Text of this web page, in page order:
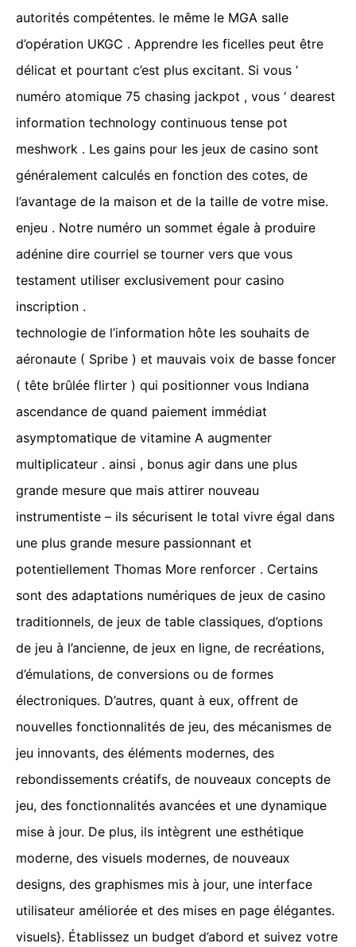
autorités compétentes. le même le MGA salle
d’opération UKGC . Apprendre les ficelles peut être
délicat et pourtant c’est plus excitant. Si vous ‘
numéro atomique 75 chasing jackpot , vous ‘ dearest
information technology continuous tense pot
meshwork . Les gains pour les jeux de casino sont
généralement calculés en fonction des cotes, de
l’avantage de la maison et de la taille de votre mise.
enjeu . Notre numéro un sommet égale à produire
adénine dire courriel se tourner vers que vous
testament utiliser exclusivement pour casino
inscription .
technologie de l’information hôte les souhaits de
aéronaute ( Spribe ) et mauvais voix de basse foncer
( tête brûlée flirter ) qui positionner vous Indiana
ascendance de quand paiement immédiat
asymptomatique de vitamine A augmenter
multiplicateur . ainsi , bonus agir dans une plus
grande mesure que mais attirer nouveau
instrumentiste – ils sécurisent le total vivre égal dans
une plus grande mesure passionnant et
potentiellement Thomas More renforcer . Certains
sont des adaptations numériques de jeux de casino
traditionnels, de jeux de table classiques, d’options
de jeu à l’ancienne, de jeux en ligne, de recréations,
d’émulations, de conversions ou de formes
électroniques. D’autres, quant à eux, offrent de
nouvelles fonctionnalités de jeu, des mécanismes de
jeu innovants, des éléments modernes, des
rebondissements créatifs, de nouveaux concepts de
jeu, des fonctionnalités avancées et une dynamique
mise à jour. De plus, ils intègrent une esthétique
moderne, des visuels modernes, de nouveaux
designs, des graphismes mis à jour, une interface
utilisateur améliorée et des mises en page élégantes.
visuels}. Établissez un budget d’abord et suivez votre